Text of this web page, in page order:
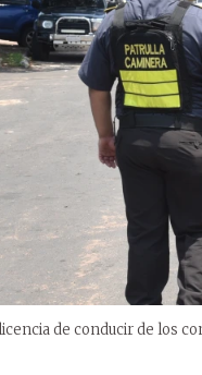
de conducir de los